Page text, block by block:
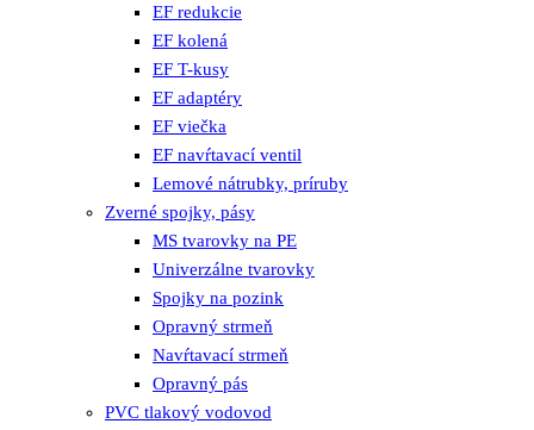
EF redukcie
EF kolená
EF T-kusy
EF adaptéry
EF viečka
EF navŕtavací ventil
Lemové nátrubky, príruby
Zverné spojky, pásy
MS tvarovky na PE
Univerzálne tvarovky
Spojky na pozink
Opravný strmeň
Navŕtavací strmeň
Opravný pás
PVC tlakový vodovod